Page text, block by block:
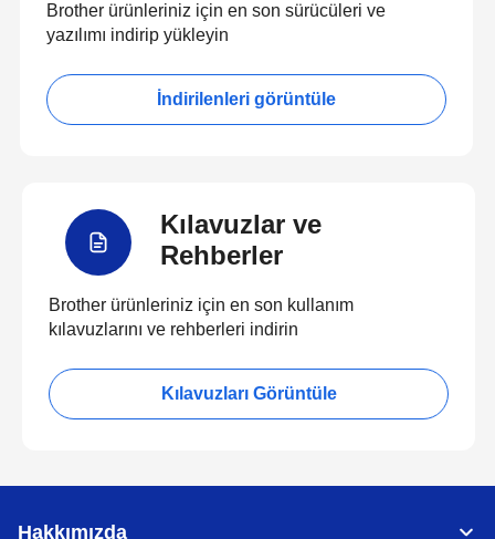
Brother ürünleriniz için en son sürücüleri ve
yazılımı indirip yükleyin
İndirilenleri görüntüle
Kılavuzlar ve
Rehberler
Brother ürünleriniz için en son kullanım
kılavuzlarını ve rehberleri indirin
Kılavuzları Görüntüle
Hakkımızda